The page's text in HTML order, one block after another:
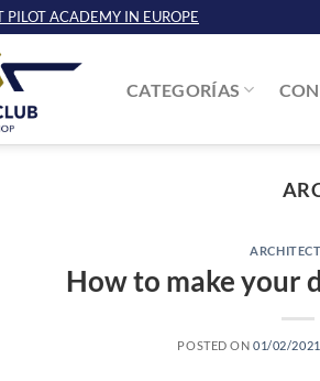
PILOT ACADEMY IN EUROPE
CATEGORÍAS
How to make your
POSTED ON01/02/2021